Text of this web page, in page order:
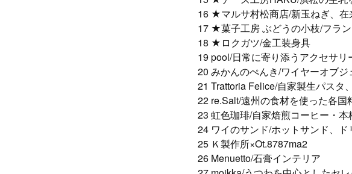
16 ★マルサ村松商店/新玉ねぎ、在
17 ★菓子工房 ぶどうの小枝/フラ
18 ★ロクガツ/金工装身具
19 pool/日常に寄り添うアクセサリ
20 みかんのぺんき/ワイヤーオブジ
21 Trattoria Felice/自家製生パスタ
22 re.Salt/遠州の食材を使った各国
23 虹色珈琲/自家焙煎コーヒー・本
24 ワイのサンド/ホットサンド、ド
25 Ｋ製作所×Ot.8787ma2
26 Menuetto/石膏インテリア